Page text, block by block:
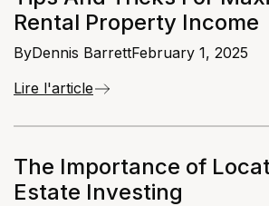
Rental Property Income
ByDennis BarrettFebruary 1, 2025
Lire l'article
The Importance of
Estate Investing